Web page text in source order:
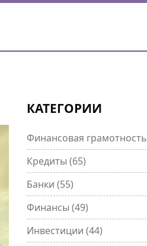
КАТЕГОРИИ
Финансовая грамотность
Кредиты (65)
Банки (55)
Финансы (49)
Инвестиции (44)